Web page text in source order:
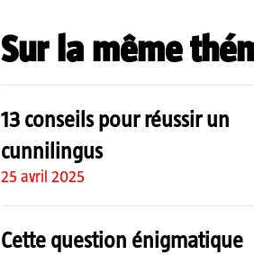
Sur la même
13 conseils pour réussir un
cunnilingus
25 avril 2025
Cette question énigmatique